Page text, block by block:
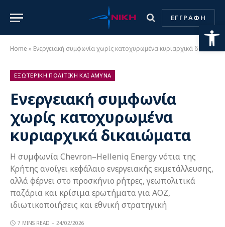
ΕΓΓΡΑΦΗ
Home » Ενεργειακή συμφωνία χωρίς κατοχυρωμένα κυριαρχικά δικαιώματα
ΕΞΩΤΕΡΙΚΗ ΠΟΛΙΤΙΚΗ ΚΑΙ ΑΜΥΝΑ
Ενεργειακή συμφωνία
χωρίς κατοχυρωμένα
κυριαρχικά δικαιώματα
Η συμφωνία Chevron–Helleniq Energy νότια της
Κρήτης ανοίγει κεφάλαιο ενεργειακής εκμετάλλευσης,
αλλά φέρνει στο προσκήνιο ρήτρες, γεωπολιτικά
παζάρια και κρίσιμα ερωτήματα για ΑΟΖ,
ιδιωτικοποιήσεις και εθνική στρατηγική
7 MINS READ 24/02/2026